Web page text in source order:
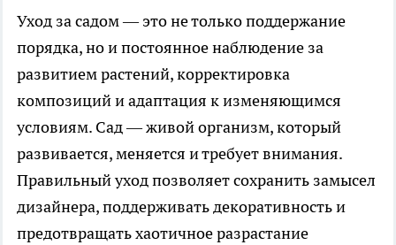
Уход за садом — это не только поддержание
порядка, но и постоянное наблюдение за
развитием растений, корректировка
композиций и адаптация к изменяющимся
условиям. Сад — живой организм, который
развивается, меняется и требует внимания.
Правильный уход позволяет сохранить замысел
дизайнера, поддерживать декоративность и
предотвращать хаотичное разрастание